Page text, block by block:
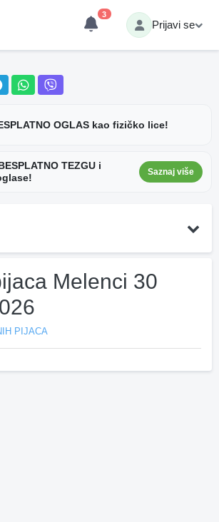
3
Prijavi se
OGLAS kao fizičko lice!
TEZGU i
Saznaj više
Melenci 30
PIJACA